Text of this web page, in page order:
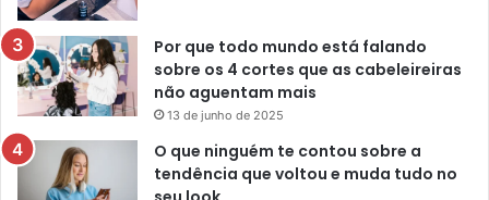
Por que todo mundo está falando
sobre os 4 cortes que as cabeleireiras
não aguentam mais
13 de junho de 2025
O que ninguém te contou sobre a
tendência que voltou e muda tudo no